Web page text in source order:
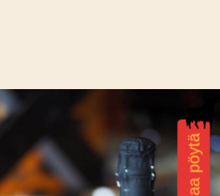
Varaa pöytä